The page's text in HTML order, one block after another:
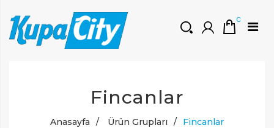
Müşteri Girişi
0
0 ₺
Fincanlar
Anasayfa / Ürün Grupları / Fincanlar